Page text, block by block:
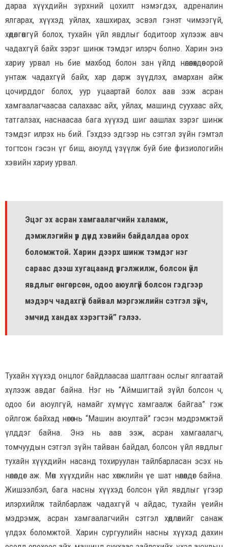
дараа хүүхдийн зүрхний цохилт нэмэгдэх, адреналин
ялгарах, хүүхэд уйлах, хашхирах, эсвэл гэнэт чимээгүй,
хөдөлгөөнгүй болох, тухайн үйл явдлыг бодитоор хүлээж авч
чадахгүй байх зэрэг шинж тэмдэг илэрч болно. Харин энэ
хариу урвал нь бие махбод болон зан үйлд нөлөөлөхдөө орой
унтаж чадахгүй байх, хар дарж зүүдлэх, амархан айж
цочирддог болох, уур уцаартай болох аав ээж асран
хамгаалагчаасаа салахаас айх, уйлах, машинд суухаас айх,
татгалзах, наснаасаа бага хүүхэд шиг аашлах зэрэг шинж
тэмдэг илрэх нь бий. Гэхдээ эдгээр нь сэтгэл зүйн гэмтэл
тогтсон гэсэн үг биш, аюулд үзүүлж буй бие физиологийн
хэвийн хариу урвал.
Эцэг эх асран хамгаалагчийн халамж,
дэмжлэгийн үр дүнд хэвийн байдалдаа орох
боломжтой. Харин дээрх шинж тэмдэг нэг
сараас дээш хугацаанд үргэлжилж, болсон үйл
явдлыг өнгөрсөн, одоо аюулгүй болсон гэдгээр
мэдэрч чадахгүй байвал мэргэжлийн сэтгэл зүйч,
эмчид хандах хэрэгтэй” гэлээ.
Тухайн хүүхэд онцлог байдлаасаа шалтгаан ослыг ялгаатай
хүлээж авдаг байна. Нэг нь “Аймшигтай зүйл болсон ч,
одоо би аюулгүй, намайг хүмүүс хамгаалж байгаа” гэж
ойлгож байхад нөгөө нь “Машин аюултай” гэсэн мэдрэмжтэй
үлддэг байна. Энэ нь аав ээж, асран хамгаалагч,
томчуудын сэтгэл зүйн тайван байдал, болсон үйл явдлыг
тухайн хүүхдийн насанд тохируулан тайлбарласан эсэх нь
нөлөөлдөг аж. Мөн хүүхдийн нас хөгжлийн үе шат нөлөөлдөг байна.
Жишээлбэл, бага насны хүүхэд болсон үйл явдлыг үгээр
илэрхийлж тайлбарлаж чадахгүй ч айдас, тухайн үеийн
мэдрэмж, асран хамгаалагчийн сэтгэл хөдлөлийг санаж
үлдэх боломжтой. Харин сургуулийн насны хүүхэд дахин